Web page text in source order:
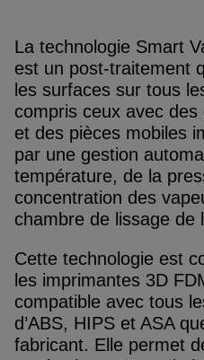
La technologie Smart
est un post-traitement
les surfaces sur tous
compris ceux avec
et des pièces mobiles
par une gestion
température, de la
concentration des
chambre de lissage de
Cette technologie est
les imprimantes 3D
compatible avec tous
d’ABS, HIPS et ASA
fabricant. Elle permet